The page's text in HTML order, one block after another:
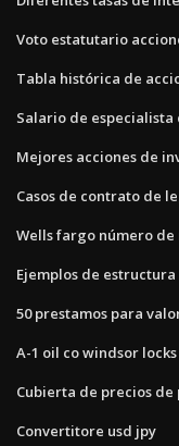
Voto estatutario
Tabla histórica de
Salario de
Mejores acciones de
Casos de contrato de
Wells fargo número
Ejemplos de
50 prestamos para
A-1 oil co windsor
Cubierta de precios
Convertitore usd jpy